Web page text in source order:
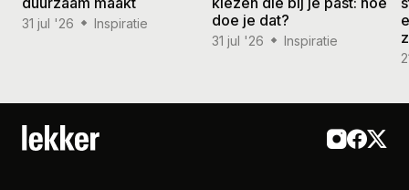
31 jul '26 Inspiratie
doe je dat?
31 jul '26 Inspiratie